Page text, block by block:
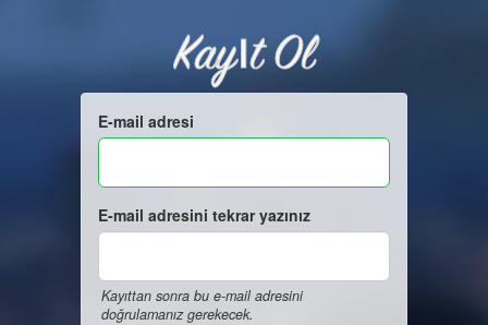
Kayıt Ol
E-mail adresi
E-mail adresini tekrar yazınız
Kayıttan sonra bu e-mail adresini
doğrulamanız gerekecek.